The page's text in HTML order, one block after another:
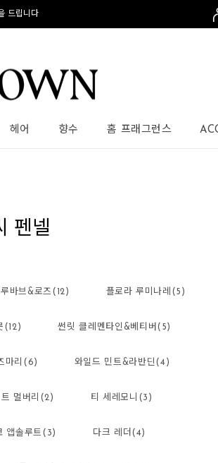
드립니다
헤어 향수 홈 프래그런스
펜넬
바브&로즈(12) 플로라 루미나레(5)
(12) 썬릿 클레멘타인&베티버(5)
마리(6) 와일드 민트&라반딘(4)
트 멀버리(2) 티 세레모니(3)
앱솔루트(3) 다크 레더(4)